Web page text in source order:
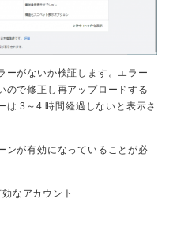
ーがないか検証します。エラー
ので修正し再アップロードする
は 3～4 時間経過しないと表示さ
ンが有効になっていることが必
なアカウント